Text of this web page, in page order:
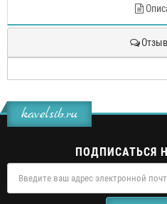
kavelsib.ru
ПОДПИСАТЬСЯ